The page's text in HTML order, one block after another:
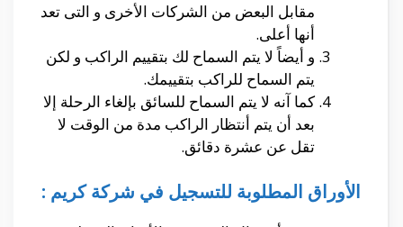
مقابل البعض من الشركات الأخرى و التى تعد
أنها أعلى.
و أيضاً لا يتم السماح لك بتقييم الراكب و لكن
يتم السماح للراكب بتقييمك.
كما آنه لا يتم السماح للسائق بإلغاء الرحلة إلا
بعد أن يتم أنتظار الراكب مدة من الوقت لا
تقل عن عشرة دقائق.
الأوراق المطلوبة للتسجيل في شركة كريم :